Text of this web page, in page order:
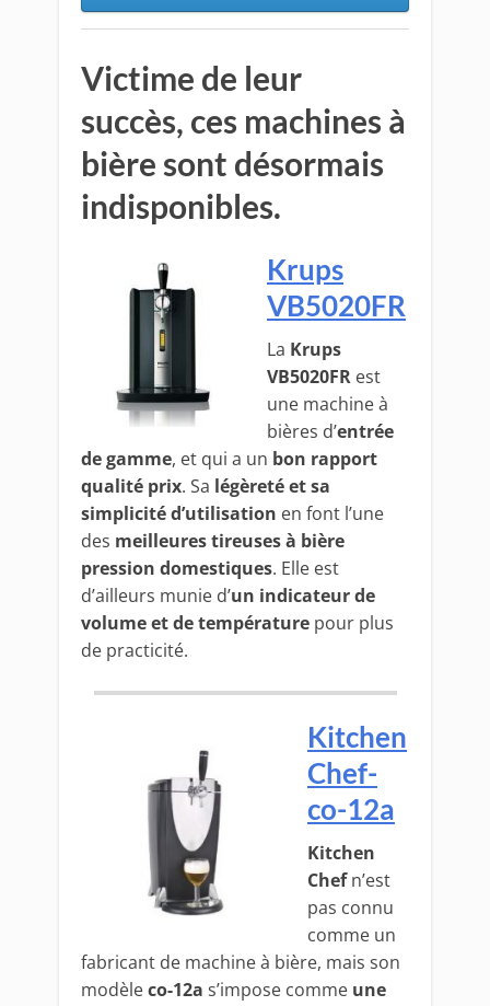
Victime de leur
succès, ces machines à
bière sont désormais
indisponibles.
Krups
VB5020FR
La Krups
VB5020FR est
une machine à
bières d’entrée
de gamme, et qui a un bon rapport
qualité prix. Sa légèreté et sa
simplicité d’utilisation en font l’une
des meilleures tireuses à bière
pression domestiques. Elle est
d’ailleurs munie d’un indicateur de
volume et de température pour plus
de practicité.
Kitchen
Chef-
co-12a
Kitchen
Chefn’est
pas connu
comme un
fabricant de machine à bière, mais son
modèleco-12a s’impose comme une